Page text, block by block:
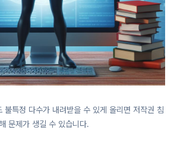
불특정 다수가 내려받을 수 있게 올리면 저작권 침
문제가 생길 수 있습니다.